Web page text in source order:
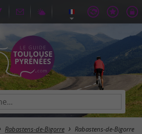
Rabastens-de-Bigorre Rabastens-de-Bigorre